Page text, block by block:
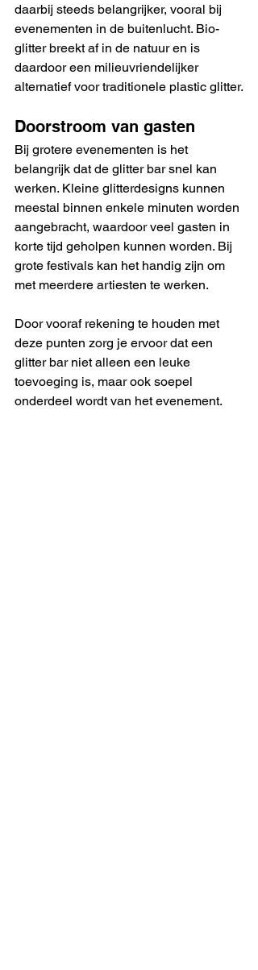
daarbij steeds belangrijker, vooral bij
evenementen in de buitenlucht. Bio-
glitter breekt af in de natuur en is
daardoor een milieuvriendelijker
alternatief voor traditionele plastic glitter.
Doorstroom van gasten
Bij grotere evenementen is het
belangrijk dat de glitter bar snel kan
werken. Kleine glitterdesigns kunnen
meestal binnen enkele minuten worden
aangebracht, waardoor veel gasten in
korte tijd geholpen kunnen worden. Bij
grote festivals kan het handig zijn om
met meerdere artiesten te werken.
Door vooraf rekening te houden met
deze punten zorg je ervoor dat een
glitter bar niet alleen een leuke
toevoeging is, maar ook soepel
onderdeel wordt van het evenement.